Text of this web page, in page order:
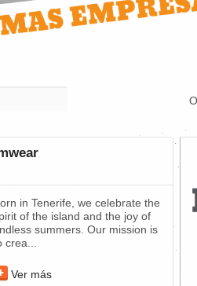
in Tenerife, we celebrate the
of the island and the joy of
summers. Our mission is
crea...
Ver más